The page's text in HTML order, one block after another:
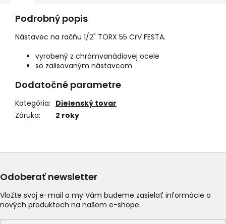
Podrobný popis
Nástavec na račňu 1/2" TORX 55 CrV FESTA.
vyrobený z chrómvanádiovej ocele
so zalisovaným nástavcom
Dodatočné parametre
Kategória: Dielenský tovar
Záruka: 2 roky
Odoberať newsletter
Vložte svoj e-mail a my Vám budeme zasielať informácie o
nových produktoch na našom e-shope.